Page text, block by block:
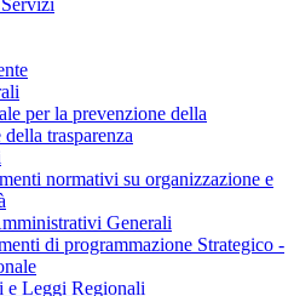
per la prevenzione della
trasparenza
normativi su organizzazione e
Generali
di programmazione Strategico -
e Leggi Regionali